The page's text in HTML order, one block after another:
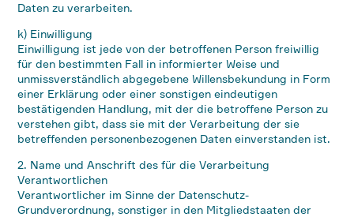
Daten zu verarbeiten.
k) Einwilligung
Einwilligung ist jede von der betroffenen Person freiwillig
für den bestimmten Fall in informierter Weise und
unmissverständlich abgegebene Willensbekundung in Form
einer Erklärung oder einer sonstigen eindeutigen
bestätigenden Handlung, mit der die betroffene Person zu
verstehen gibt, dass sie mit der Verarbeitung der sie
betreffenden personenbezogenen Daten einverstanden ist.
2. Name und Anschrift des für die Verarbeitung
Verantwortlichen
Verantwortlicher im Sinne der Datenschutz-
Grundverordnung, sonstiger in den Mitgliedstaaten der